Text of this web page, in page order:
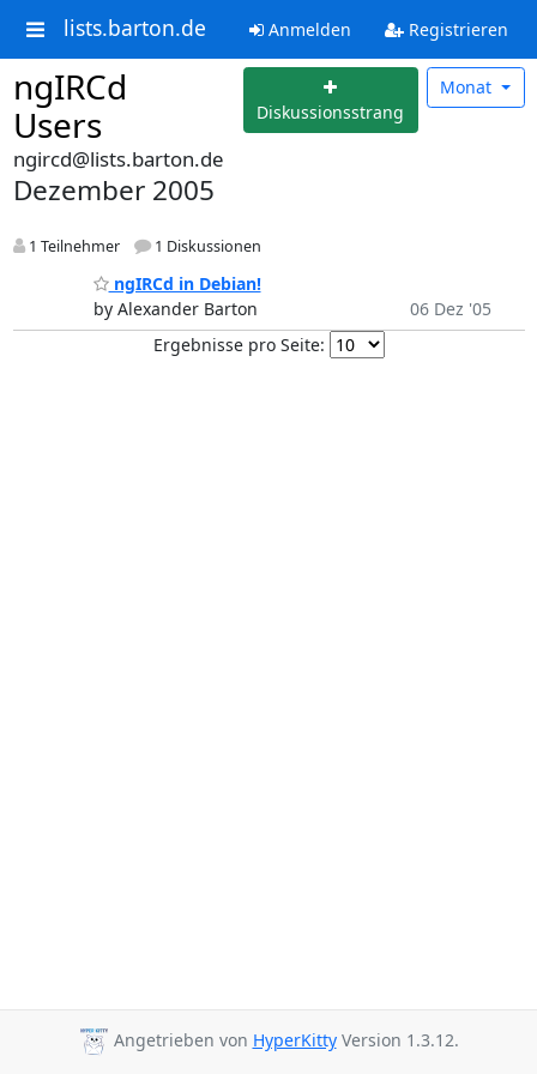
lists.barton.de Anmelden Registrieren
ngIRCd
Users
Diskussionsstrang
Monat
ngircd@lists.barton.de
Dezember 2005
1 Teilnehmer 1 Diskussionen
ngIRCd in Debian!
by Alexander Barton
06 Dez '05
Ergebnisse pro Seite:
Angetrieben von HyperKittyVersion 1.3.12.